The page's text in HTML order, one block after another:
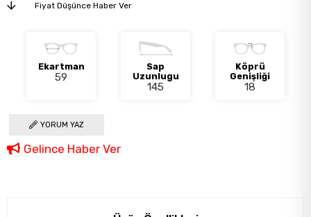
Fiyat Düşünce Haber Ver
Ekartman
59
Sap
Uzunlugu
145
Köprü
Genişliği
18
YORUM YAZ
Gelince Haber Ver